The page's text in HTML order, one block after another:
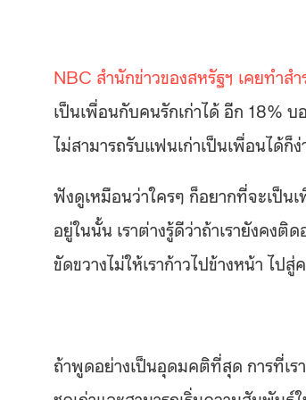
NBC สำนักข่าวของสหรัฐฯ เคยทำส
เป็นเพื่อนกับคนรักเก่าได้ อีก 18%
ไม่สามารถรับแฟนเก่าเป็นเพื่อนได้ก็
ฟังดูเหมือนว่าใครๆ ก็อยากที่จะเป็น
อยู่ในนั้น เราต่างรู้ดีว่าถ้าเรายังคง
ขัดขวางไม่ให้เราก้าวไปข้างหน้า ไป
ถ้าพูดอย่างเป็นอุดมคติที่สุด การที่เร